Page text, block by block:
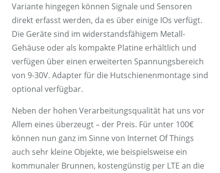
Variante hingegen können Signale und Sensoren
direkt erfasst werden, da es über einige IOs verfügt.
Die Geräte sind im widerstandsfähigem Metall-
Gehäuse oder als kompakte Platine erhältlich und
verfügen über einen erweiterten Spannungsbereich
von 9-30V. Adapter für die Hutschienenmontage sind
optional verfügbar.
Neben der hohen Verarbeitungsqualität hat uns vor
Allem eines überzeugt – der Preis. Für unter 100€
können nun ganz im Sinne von Internet Of Things
auch sehr kleine Objekte, wie beispielsweise ein
kommunaler Brunnen, kostengünstig per LTE an die